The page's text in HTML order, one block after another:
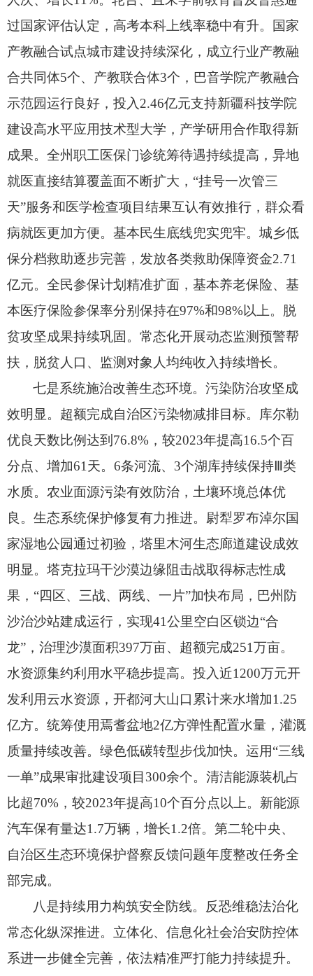
过国家评估认定， 高考本科上线率稳中有升。
国家
产教融合试点城市建设持续深化， 成立行业产教融
合共同体5个、 产教联合体3个， 巴音学院产教融合
示范园运行良好， 投入2.46亿元支持新疆科技学院
建设高水平应用技术型大学， 产学研用合作取得新
成果。 全州职工医保门诊统筹待遇持续提高， 异地
就医直接结算覆盖面不断扩大， “挂号一次管三
天”服务和医学检查项目结果互认有效推行， 群众看
病就医更加方便。 基本民生底线兜实兜牢。 城乡低
保分档救助逐步完善， 发放各类救助保障资金2.71
亿元。 全民参保计划精准扩面， 基本养老保险、 基
本医疗保险参保率分别保持在97%和98%以上。
脱
贫攻坚成果持续巩固。 常态化开展动态监测预警帮
扶， 脱贫人口、 监测对象人均纯收入持续增长。
七是系统施治改善生态环境。污染防治攻坚成
效明显。 超额完成自治区污染物减排目标。 库尔勒
优良天数比例达到76.8%， 较2023年提高16.5个百
分点、 增加61天。 6条河流、 3个湖库持续保持Ⅲ类
水质。 农业面源污染有效防治， 土壤环境总体优
良。 生态系统保护修复有力推进。 尉犁罗布淖尔国
家湿地公园通过初验， 塔里木河生态廊道建设成效
明显。 塔克拉玛干沙漠边缘阻击战取得标志性成
果， “四区、 三战、 两线、 一片”加快布局， 巴州防
沙治沙站建成运行， 实现41公里空白区锁边“合
龙”， 治理沙漠面积397万亩、 超额完成251万亩。
水资源集约利用水平稳步提高。 投入近1200万元开
发利用云水资源， 开都河大山口累计来水增加1.25
亿方。 统筹使用焉耆盆地2亿方弹性配置水量， 灌溉
质量持续改善。 绿色低碳转型步伐加快。 运用“三线
一单”成果审批建设项目300余个。 清洁能源装机占
比超70%， 较2023年提高10个百分点以上。 新能源
汽车保有量达1.7万辆， 增长1.2倍。 第二轮中央、
自治区生态环境保护督察反馈问题年度整改任务全
部完成。
八是持续用力构筑安全防线。 反恐维稳法治化
常态化纵深推进。 立体化、 信息化社会治安防控体
系进一步健全完善， 依法精准严打能力持续提升。